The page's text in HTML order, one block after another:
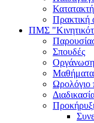
Πρακτική
ΠΜΣ
Σπουδές
Οργάνωση
Μαθήματα
Ωρολόγιο